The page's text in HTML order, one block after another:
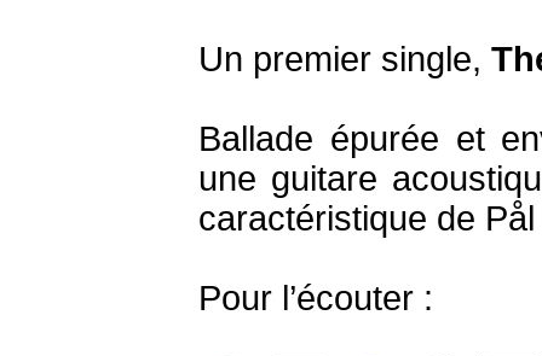
Un premier single,
Ballade épurée et
une guitare
caractéristique de
Pour l’écouter :